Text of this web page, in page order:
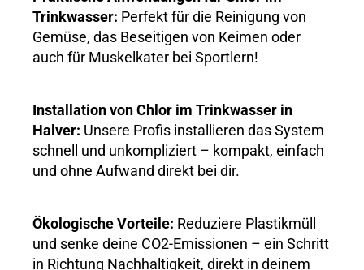
Trinkwasser: Perfekt für die Reinigung von
Gemüse, das Beseitigen von Keimen oder
auch für Muskelkater bei Sportlern!
Installation von Chlor im Trinkwasser in
Halver: Unsere Profis installieren das System
schnell und unkompliziert – kompakt, einfach
und ohne Aufwand direkt bei dir.
Ökologische Vorteile: Reduziere Plastikmüll
und senke deine CO2-Emissionen – ein Schritt
in Richtung Nachhaltigkeit, direkt in deinem